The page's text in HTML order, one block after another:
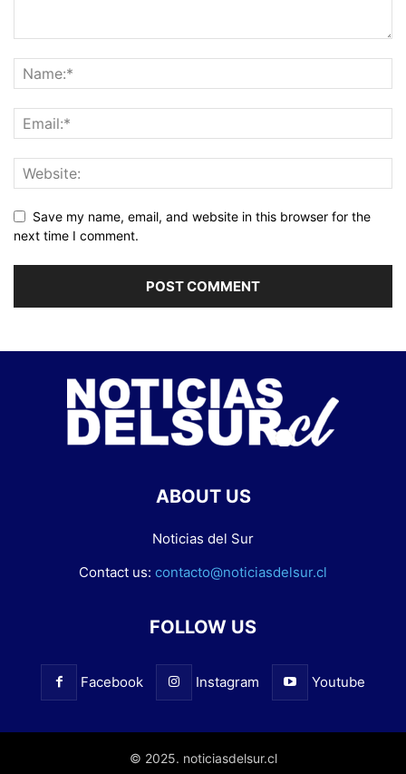
Save my name, email, and website in this browser for the
next time I comment.
ABOUT US
Noticias del Sur
Contact us: contacto@noticiasdelsur.cl
FOLLOW US
Facebook Instagram Youtube
© 2025. noticiasdelsur.cl